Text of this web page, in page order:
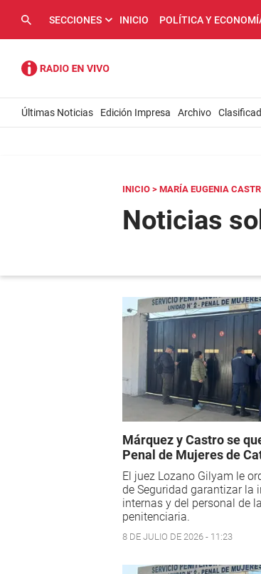
SECCIONES INICIO POLÍTICA Y
Últimas Noticias Edición Impresa Archivo
INICIO > MARÍA EUGENIA
Noticias
Márquez y Castro se
Penal de Mujeres de
El juez Lozano Gilyam le
de Seguridad garantizar la
internas y del personal de
penitenciaria.
8 DE JULIO DE 2026 - 11:23